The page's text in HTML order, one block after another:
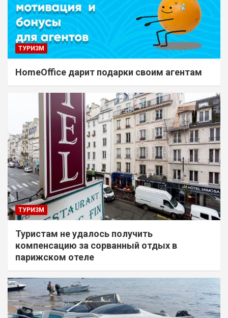
ТУРИЗМ
HomeOffice дарит подарки своим агентам
ТУРИЗМ
Туристам не удалось получить
компенсацию за сорванный отдых в
парижском отеле